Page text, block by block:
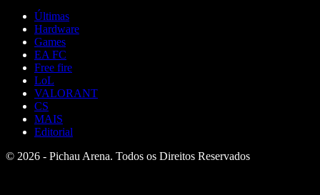
Últimas
Hardware
Games
EA FC
Free fire
LoL
VALORANT
CS
MAIS
Editorial
© 2026 - Pichau Arena. Todos os Direitos Reservados